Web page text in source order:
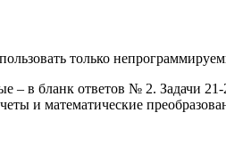
только
– в бланк ответов № 2. Задачи
и математические